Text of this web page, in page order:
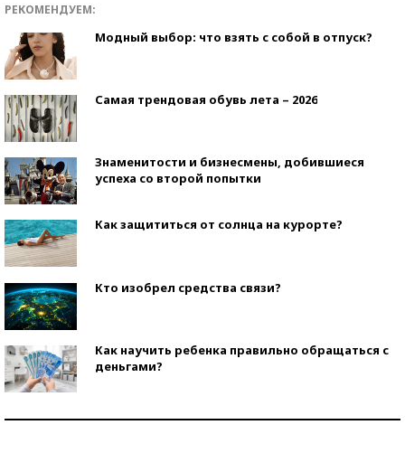
РЕКОМЕНДУЕМ:
Модный выбор: что взять с собой в отпуск?
Самая трендовая обувь лета – 2026
Знаменитости и бизнесмены, добившиеся
успеха со второй попытки
Как защититься от солнца на курорте?
Кто изобрел средства связи?
Как научить ребенка правильно обращаться с
деньгами?